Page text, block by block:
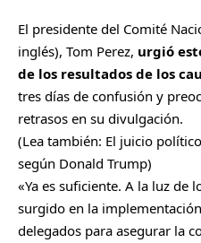
El presidente del Comité
inglés), Tom Perez, urgió
de los resultados de los
tres días de confusión y
retrasos en su divulgación.
(Lea también: El juicio
según Donald Trump)
«Ya es suficiente. A la luz de
surgido en la
delegados para asegurar la